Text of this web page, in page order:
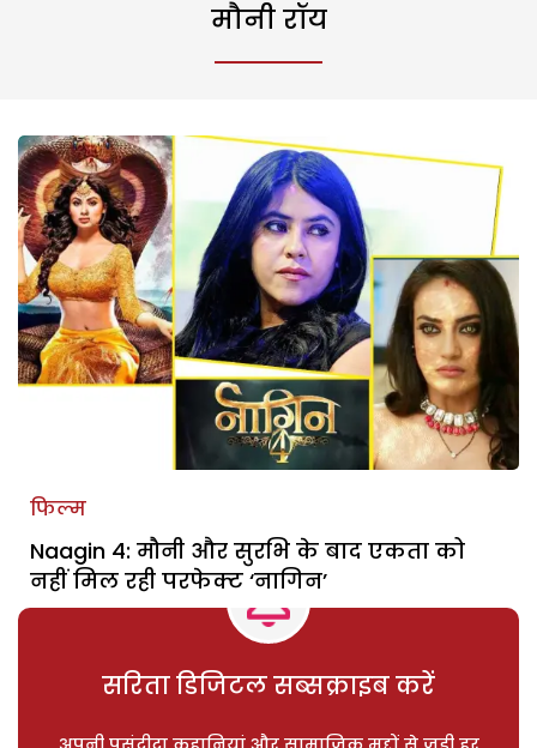
मौनी रॉय
फिल्म
Naagin 4: मौनी और सुरभि के बाद एकता को
नहीं मिल रही परफेक्ट ‘नागिन’
सरिता डिजिटल सब्सक्राइब करें